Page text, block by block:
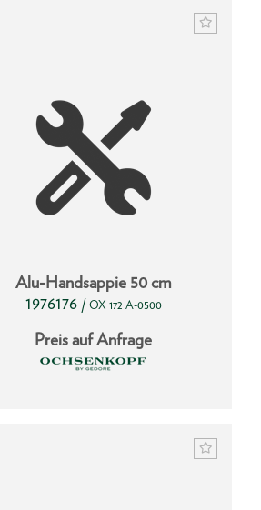
Alu-Handsappie 50 cm
1976176 / OX 172 A-0500
Preis auf Anfrage